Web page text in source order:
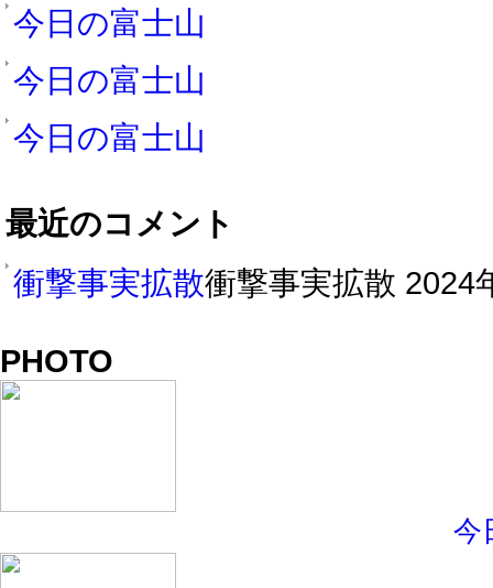
今日の富士山
今日の富士山
今日の富士山
最近のコメント
衝撃事実拡散衝撃事実拡散 2024
PHOTO
今